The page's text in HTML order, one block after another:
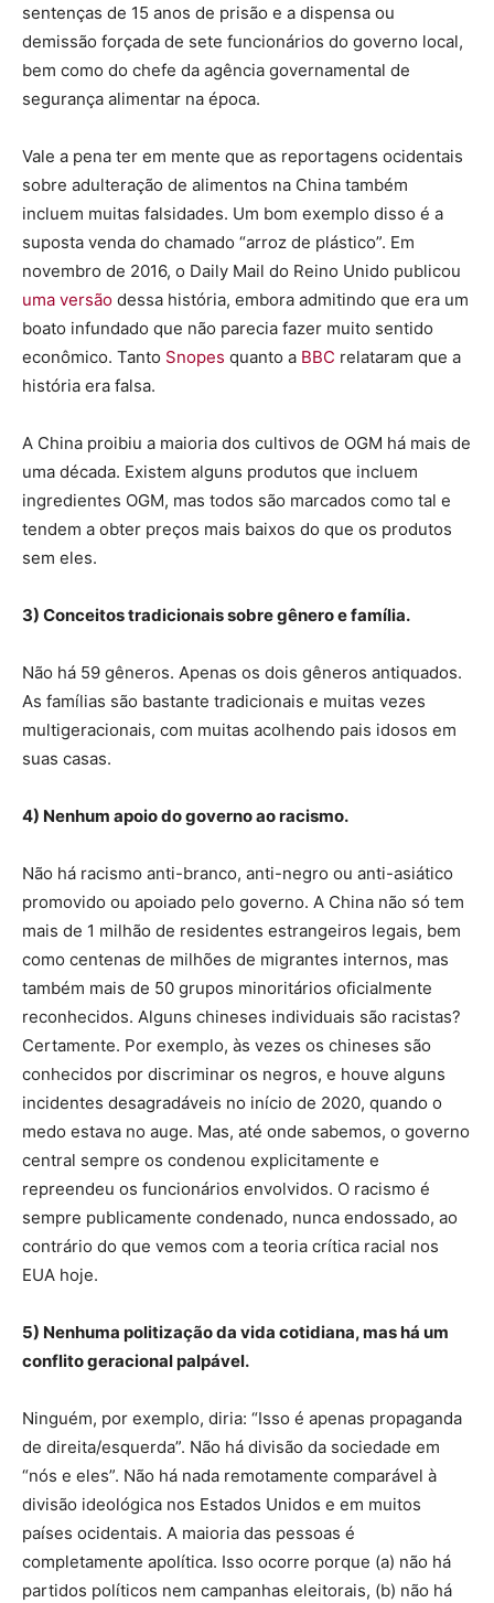
sentenças de 15 anos de prisão e a dispensa ou
demissão forçada de sete funcionários do governo local,
bem como do chefe da agência governamental de
segurança alimentar na época.
Vale a pena ter em mente que as reportagens ocidentais
sobre adulteração de alimentos na China também
incluem muitas falsidades. Um bom exemplo disso é a
suposta venda do chamado “arroz de plástico”. Em
novembro de 2016, o Daily Mail do Reino Unido publicou
uma versão dessa história, embora admitindo que era um
boato infundado que não parecia fazer muito sentido
econômico. Tanto Snopes quanto a BBC relataram que a
história era falsa.
A China proibiu a maioria dos cultivos de OGM há mais de
uma década. Existem alguns produtos que incluem
ingredientes OGM, mas todos são marcados como tal e
tendem a obter preços mais baixos do que os produtos
sem eles.
3) Conceitos tradicionais sobre gênero e família.
Não há 59 gêneros. Apenas os dois gêneros antiquados.
As famílias são bastante tradicionais e muitas vezes
multigeracionais, com muitas acolhendo pais idosos em
suas casas.
4) Nenhum apoio do governo ao racismo.
Não há racismo anti-branco, anti-negro ou anti-asiático
promovido ou apoiado pelo governo. A China não só tem
mais de 1 milhão de residentes estrangeiros legais, bem
como centenas de milhões de migrantes internos, mas
também mais de 50 grupos minoritários oficialmente
reconhecidos. Alguns chineses individuais são racistas?
Certamente. Por exemplo, às vezes os chineses são
conhecidos por discriminar os negros, e houve alguns
incidentes desagradáveis ​​no início de 2020, quando o
medo estava no auge. Mas, até onde sabemos, o governo
central sempre os condenou explicitamente e
repreendeu os funcionários envolvidos. O racismo é
sempre publicamente condenado, nunca endossado, ao
contrário do que vemos com a teoria crítica racial nos
EUA hoje.
5) Nenhuma politização da vida cotidiana, mas há um
conflito geracional palpável.
Ninguém, por exemplo, diria: “Isso é apenas propaganda
de direita/esquerda”. Não há divisão da sociedade em
“nós e eles”. Não há nada remotamente comparável à
divisão ideológica nos Estados Unidos e em muitos
países ocidentais. A maioria das pessoas é
completamente apolítica. Isso ocorre porque (a) não há
partidos políticos nem campanhas eleitorais, (b) não há